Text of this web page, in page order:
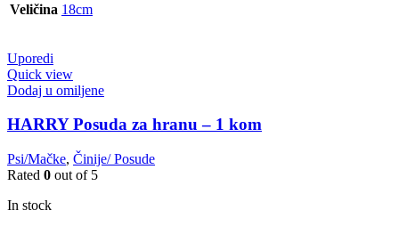
Veličina 18cm
Uporedi
Quick view
Dodaj u omiljene
HARRY Posuda za hranu – 1 kom
Psi/Mačke, Činije/ Posude
Rated 0 out of 5
In stock